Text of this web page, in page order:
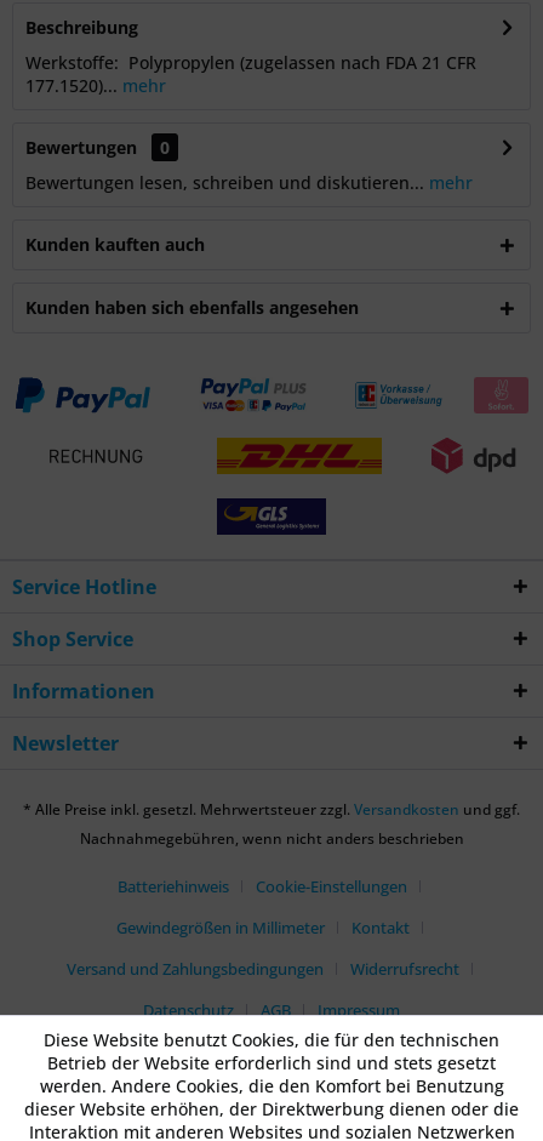
Beschreibung
Werkstoffe: Polypropylen (zugelassen nach FDA 21 CFR
177.1520)... mehr
Bewertungen
0
Bewertungen lesen, schreiben und diskutieren... mehr
Kunden kauften auch
Kunden haben sich ebenfalls angesehen
Service Hotline
Shop Service
Informationen
Newsletter
* Alle Preise inkl. gesetzl. Mehrwertsteuer zzgl. Versandkosten und ggf.
Nachnahmegebühren, wenn nicht anders beschrieben
Batteriehinweis
Cookie-Einstellungen
Gewindegrößen in Millimeter
Kontakt
Versand und Zahlungsbedingungen
Widerrufsrecht
Datenschutz
AGB Impressum
Diese Website benutzt Cookies, die für den technischen
Betrieb der Website erforderlich sind und stets gesetzt
werden. Andere Cookies, die den Komfort bei Benutzung
dieser Website erhöhen, der Direktwerbung dienen oder die
Interaktion mit anderen Websites und sozialen Netzwerken